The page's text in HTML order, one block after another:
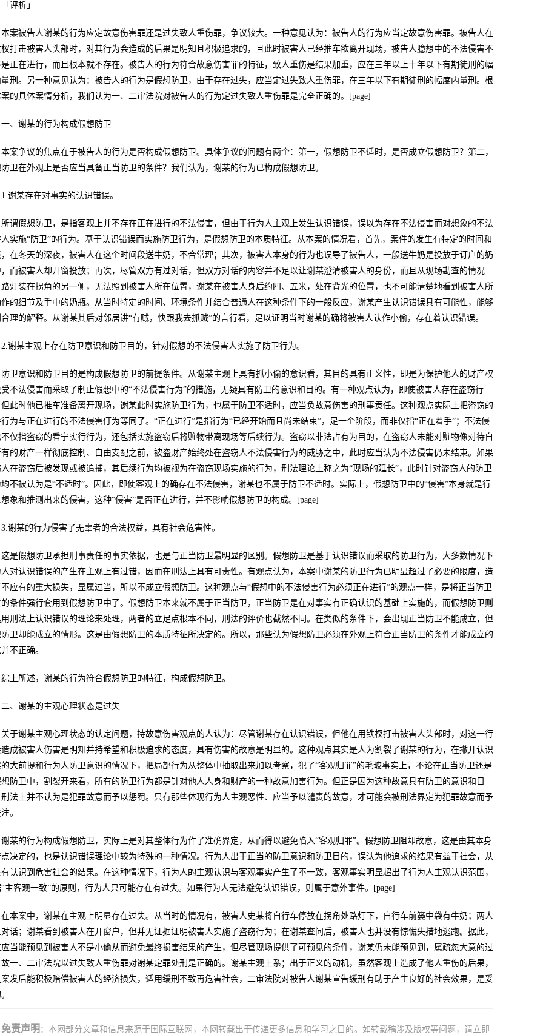
「评析」
本案被告人谢某的行为应定故意伤害罪还是过失致人重伤罪，争议较大。一种意见认为：被告人的行为应当定故意伤害罪。被告人在
打击被害人头部时，对其行为会造成的后果是明知且积极追求的，且此时被害人已经推车欲离开现场，被告人臆想中的不法侵害不
正在进行，而且根本就不存在。被告人的行为符合故意伤害罪的特征，致人重伤是结果加重，应在三年以上十年以下有期徒刑的幅
量刑。另一种意见认为：被告人的行为是假想防卫，由于存在过失，应当定过失致人重伤罪，在三年以下有期徒刑的幅度内量刑。根
的具体案情分析，我们认为一、二审法院对被告人的行为定过失致人重伤罪是完全正确的。[page]
一、谢某的行为构成假想防卫
本案争议的焦点在于被告人的行为是否构成假想防卫。具体争议的问题有两个：第一，假想防卫不适时，是否成立假想防卫？第二，
卫在外观上是否应当具备正当防卫的条件？我们认为，谢某的行为已构成假想防卫。
1.谢某存在对事实的认识错误。
所谓假想防卫，是指客观上并不存在正在进行的不法侵害，但由于行为人主观上发生认识错误，误以为存在不法侵害而对想象的不法
实施“防卫”的行为。基于认识错误而实施防卫行为，是假想防卫的本质特征。从本案的情况看，首先，案件的发生有特定的时间和
在冬天的深夜，被害人在这个时间段送牛奶，不合常理；其次，被害人本身的行为也误导了被告人，一般送牛奶是投放于订户的奶
而被害人却开窗投放；再次，尽管双方有过对话，但双方对话的内容并不足以让谢某澄清被害人的身份，而且从现场勘查的情况
灯装在拐角的另一侧，无法照到被害人所在位置，谢某在被害人身后约四、五米，处在背光的位置，也不可能清楚地看到被害人所
的细节及手中的奶瓶。从当时特定的时间、环境条件并结合普通人在这种条件下的一般反应，谢某产生认识错误具有可能性，能够
理的解释。从谢某其后对邻居讲“有贼，快跟我去抓贼”的言行看，足以证明当时谢某的确将被害人认作小偷，存在着认识错误。
2.谢某主观上存在防卫意识和防卫目的，针对假想的不法侵害人实施了防卫行为。
防卫意识和防卫目的是构成假想防卫的前提条件。从谢某主观上具有抓小偷的意识看，其目的具有正义性，即是为保护他人的财产权
不法侵害而采取了制止假想中的“不法侵害行为”的措施，无疑具有防卫的意识和目的。有一种观点认为，即使被害人存在盗窃行
但此时他已推车准备离开现场，谢某此时实施防卫行为，也属于防卫不适时，应当负故意伤害的刑事贡任。这种观点实际上把盗窃的
为与正在进行的不法侵害仃为等同了。“正在进行”是指行为“已经开始而且尚未结束”，足一个阶段，而非仅指“正在着手”；不法侵
不仅指盗窃的看宁实行行为，还包括实施盗窃后将赃物带离现场等后续行为。盗窃以非法占有为目的，在盗窃人未能对赃物像对待自
有的财产一样彻底控制、自由支配之前，被盗财产始终处在盗窃人不法侵害行为的威胁之中，此时应当认为不法侵害仍未结束。如果
在盗窃后被发现或被追捕，其后续行为均被视为在盗窃现场实施的行为，刑法理论上称之为“现场的延长”，此时针对盗窃人的防卫
不被认为是“不适时”。因此，即使客观上的确存在不法侵害，谢某也不属于防卫不适时。实际上，假想防卫中的“侵害”本身就是行
象和推测出来的侵害，这种“侵害”是否正在进行，并不影响假想防卫的构成。[page]
3.谢某的行为侵害了无辜者的合法权益，具有社会危害性。
这是假想防卫承担刑事责任的事实依据，也是与正当防卫最明显的区别。假想防卫是基于认识错误而采取的防卫行为，大多数情况下
对认识错误的产生在主观上有过错，因而在刑法上具有可责性。有观点认为，本案中谢某的防卫行为已明显超过了必要的限度，造
不应有的重大损失，显属过当，所以不成立假想防卫。这种观点与“假想中的不法侵害行为必须正在进行”的观点一样，是将正当防卫
的条件强行套用到假想防卫中了。假想防卫本来就不属于正当防卫，正当防卫是在对事实有正确认识的基础上实施的，而假想防卫则
用刑法上认识错误的理论来处理，两者的立足点根本不同，刑法的评价也截然不同。在类似的条件下，会出现正当防卫不能成立，但
卫却能成立的情形。这是由假想防卫的本质特征所决定的。所以，那些认为假想防卫必须在外观上符合正当防卫的条件才能成立的
不正确。
综上所述，谢某的行为符合假想防卫的特征，构成假想防卫。
二、谢某的主观心理状态是过失
关于谢某主观心理状态的认定问题，持故意伤害观点的人认为：尽管谢某存在认识错误，但他在用铁杈打击被害人头部时，对这一行
造成被害人伤害是明知并持希望和积极追求的态度，具有伤害的故意是明显的。这种观点其实是人为割裂了谢某的行为，在撇开认识
大前提和行为人防卫意识的情况下，把局部行为从整体中抽取出来加以考察，犯了“客观归罪”的毛玻事实上，不论在正当防卫还是
防卫中，割裂开来看，所有的防卫行为都是针对他人人身和财产的一种故意加害行为。但正是因为这种故意具有防卫的意识和目
刑法上并不认为是犯罪故意而予以惩罚。只有那些体现行为人主观恶性、应当予以谴责的故意，才可能会被刑法界定为犯罪故意而予
。
谢某的行为构成假想防卫，实际上是对其整体行为作了准确界定，从而得以避免陷入“客观归罪”。假想防卫阻却故意，这是由其本身
点决定的，也是认识错误理论中较为特殊的一种情况。行为人出于正当的防卫意识和防卫目的，误认为他追求的结果有益于社会，从
有认识到危害社会的结果。在这种情况下，行为人的主观认识与客观事实产生了不一致，客观事实明显超出了行为人主观认识范围，
主客观一致”的原则，行为人只可能存在有过失。如果行为人无法避免认识错误，则属于意外事件。[page]
在本案中，谢某在主观上明显存在过失。从当时的情况有，被害人史某将自行车停放在拐角处路灯下，自行车前篓中袋有牛奶；两人
话；谢某看到被害人在开窗户，但并无证据证明被害人实施了盗窃行为；在谢某查问后，被害人也并没有惊慌失措地逃跑。据此，
当能预见到被害人不是小偷从而避免最终损害结果的产生，但尽管现场提供了可预见的条件，谢某仍未能预见到，属疏忽大意的过
一、二审法院以过失致人重伤罪对谢某定罪处刑是正确的。谢某主观上系；出于正义的动机，虽然客观上造成了他人重伤的后果，
发后能积极赔偿被害人的经济损失，适用缓刑不致再危害社会，二审法院对被告人谢某宣告缓刑有助于产生良好的社会效果，是妥
免责声明 ：本网部分文章和信息来源于国际互联网，本网转载出于传递更多信息和学习之目的。如转载稿涉及版权等问题，请立即